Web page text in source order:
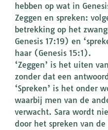
hebben op wat in
Zeggen en spreken:
betrekking op het
Genesis 17:19) en
haar (Genesis 15:1).
‘Zeggen’ is het uiten
zonder dat een
‘Spreken’ is het onder
waarbij men van de
verwacht. Sara wordt
door het spreken van